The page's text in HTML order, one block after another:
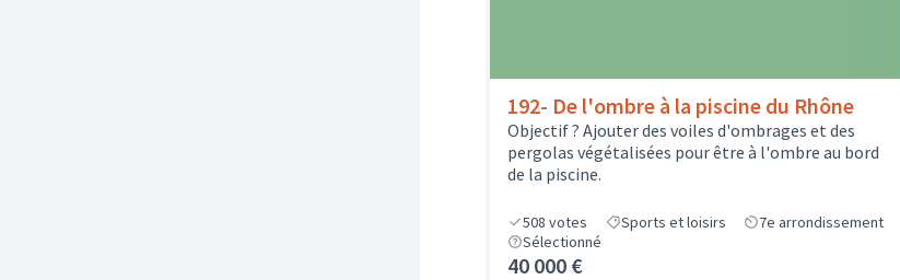
192- De l'ombre à la piscine du Rhône
Objectif ? Ajouter des voiles d'ombrages et des
pergolas végétalisées pour être à l'ombre au bord
de la piscine.
508 votes Sports et loisirs
7e arrondissement
Sélectionné
40 000 €